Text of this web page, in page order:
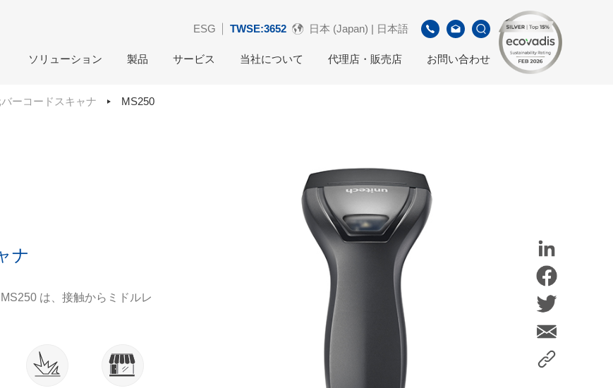
ESG TWSE:3652 日本 (Japan) | 日本語
ソリューション 製品 サービス 当社について 代理店・販売店 お問い合わせ
バーコードスキャナ MS250
ナ
は、接触からミドルレ